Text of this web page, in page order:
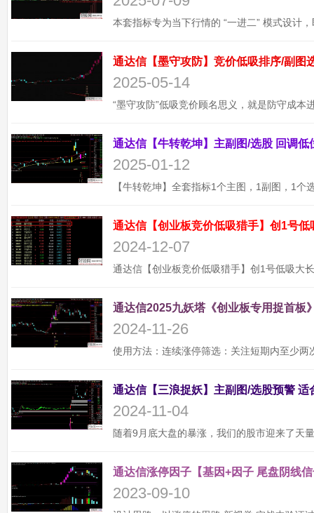
2025-05-14
2025-01-12
通达信【创业板竞价低吸猎手】创1号
2024-12-07
通达信2025九妖塔《创业板专用捉首板
2024-11-26
2024-11-04
通达信涨停因子【基因+因子 尾盘阴线
2023-09-10